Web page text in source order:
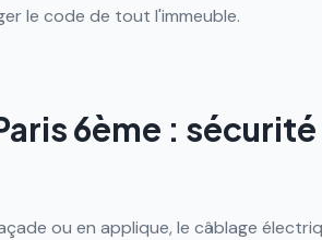
le code de tout l'immeuble.
6ème :
ou en applique, le câblage